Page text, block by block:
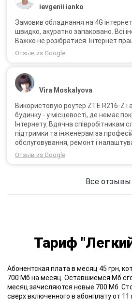
ievgenii ianko
Замовив обладнання на 4G
швидко, акуратно запаковано. Всі
Важко не розібратися. Інтернет
Отзыв из Google
Vira Moskalyova
Використовую роутер ZTE R216-Z і
будинку - у місцевості, де немає
Інтернету. Вдячна співробітникам
підтримки та інженерам за професійне і швидке
обслуговування, ремонт і
Через 3 роки після покупки я не
тоді рішення придбати обладнання в
Отзыв из Google
Все отзывы
Тариф
Абонентская плата в месяц 45 грн,
700 Мб на месяц. Оставшиемся Мб
месяц зачисляются новые 700 Мб.
сверх включенного в абонплату от